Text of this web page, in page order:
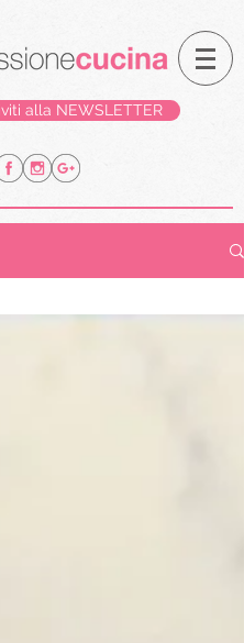
alla NEWSLETTER